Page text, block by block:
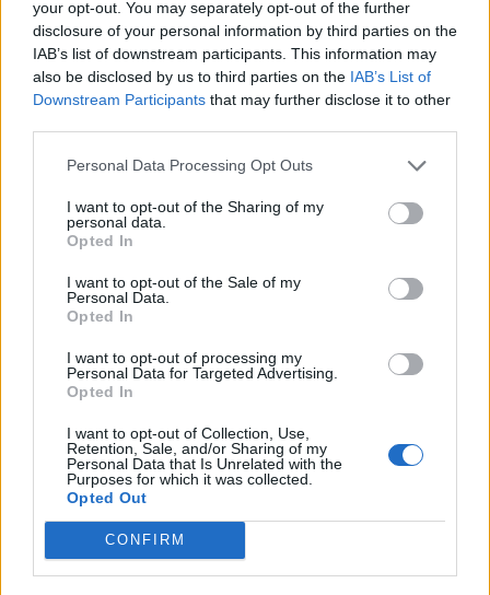
your opt-out. You may separately opt-out of the further
disclosure of your personal information by third parties on the
IAB’s list of downstream participants. This information may
also be disclosed by us to third parties on the IAB’s List of
Downstream Participants that may further disclose it to other
Personal Data Processing Opt Outs
I want to opt-out of the Sharing of my
personal data.
Opted In
I want to opt-out of the Sale of my
Personal Data.
Opted In
I want to opt-out of processing my
Personal Data for Targeted Advertising.
Opted In
I want to opt-out of Collection, Use,
Retention, Sale, and/or Sharing of my
Personal Data that Is Unrelated with the
Purposes for which it was collected.
Opted Out
CONFIRM
Minka 9. rész
Máltai kaland 7.
10 tanács, ha jobban akarod érezni magad
nyílik – Villa...
A családok, akik soha nem hagyták abba
várakozást – Ha egy...